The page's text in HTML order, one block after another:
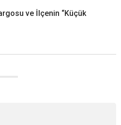
ve İlçenin “Küçük